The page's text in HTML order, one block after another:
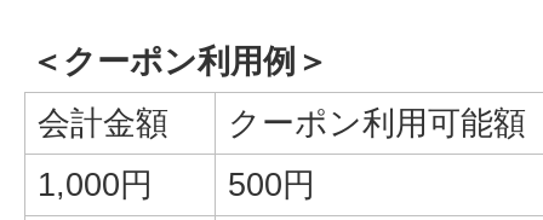
＜クーポン利用例＞
会計金額
クーポン利用可能額
1,000円
500円